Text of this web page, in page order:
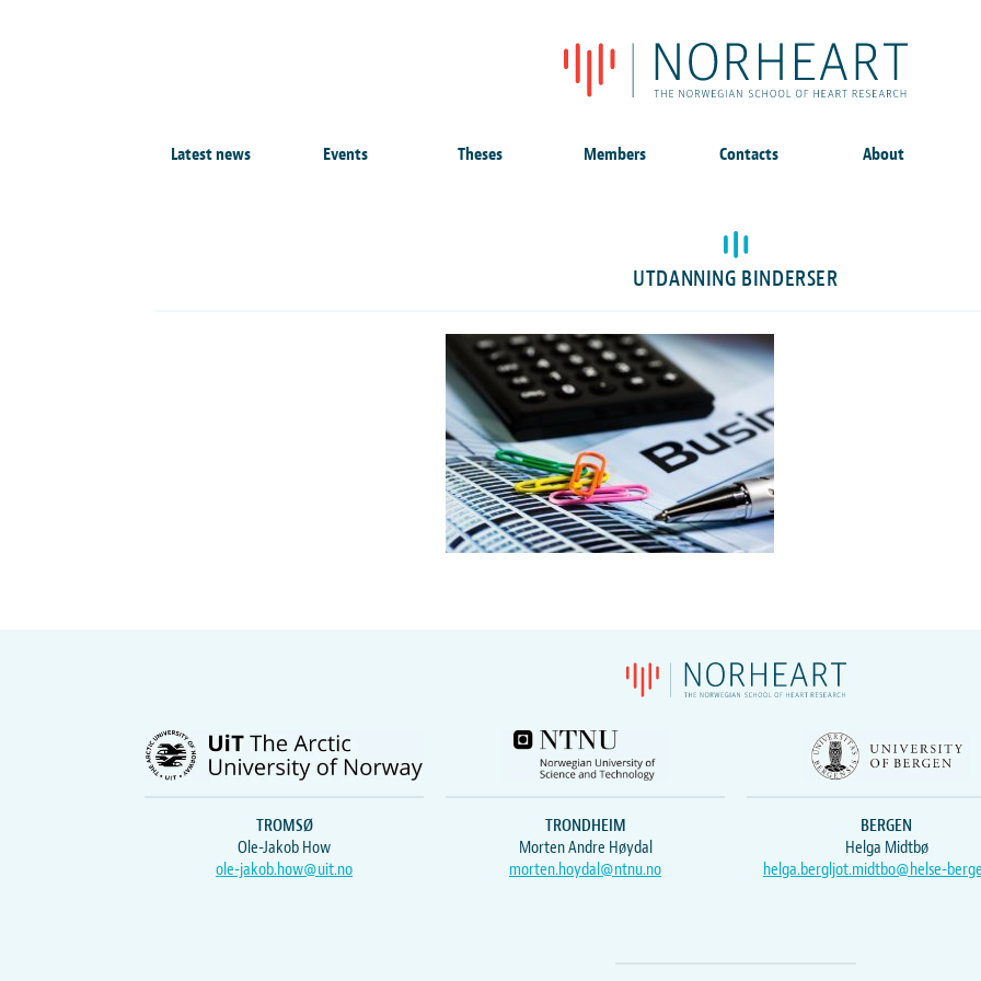
Latest news Events Theses Members Contacts About
UTDANNING BINDERSER
TROMSØ
Ole-Jakob How
ole-jakob.how@uit.no
TRONDHEIM
Morten Andre Høydal
morten.hoydal@ntnu.no
BERGEN
Helga Midtbø
helga.bergljot.midtbo@helse-